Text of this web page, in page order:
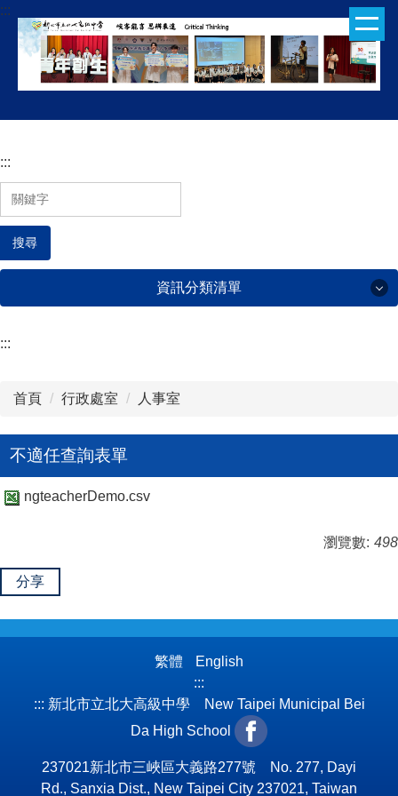
跳
到
容
:::
:::
搜尋
資訊分類清單
:::
首頁 行政處室 人事室
不適任查詢表單
ngteacherDemo.csv
瀏覽數: 498
分享
繁體
English
:::
::: 新北市立北大高級中學 New Taipei Municipal Bei
Da High School
237021新北市三峽區大義路277號 No. 277, Dayi
Rd., Sanxia Dist., New Taipei City 237021, Taiwan